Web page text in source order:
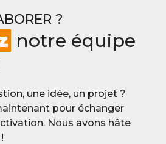
?
notre équipe
une idée, un projet ?
pour échanger
Nous avons hâte